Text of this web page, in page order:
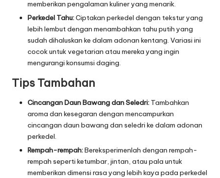
memberikan pengalaman kuliner yang menarik.
Perkedel Tahu:Ciptakan perkedel dengan tekstur yang
lebih lembut dengan menambahkan tahu putih yang
sudah dihaluskan ke dalam adonan kentang. Variasi ini
cocok untuk vegetarian atau mereka yang ingin
mengurangi konsumsi daging.
Tips Tambahan
Cincangan Daun Bawang dan Seledri: Tambahkan
aroma dan kesegaran dengan mencampurkan
cincangan daun bawang dan seledri ke dalam adonan
perkedel.
Rempah-rempah:Bereksperimenlah dengan rempah-
rempah seperti ketumbar, jintan, atau pala untuk
memberikan dimensi rasa yang lebih kaya pada perkedel